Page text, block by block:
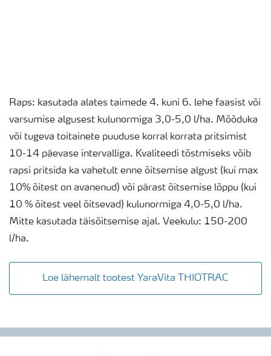
Raps: kasutada alates taimede 4. kuni 6. lehe faasist või
varsumise algusest kulunormiga 3,0-5,0 l/ha. Mõõduka
või tugeva toitainete puuduse korral korrata pritsimist
10-14 päevase intervalliga. Kvaliteedi tõstmiseks võib
rapsi pritsida ka vahetult enne õitsemise algust (kui max
10% õitest on avanenud) või pärast õitsemise lõppu (kui
10 % õitest veel õitsevad) kulunormiga 4,0-5,0 l/ha.
Mitte kasutada täisõitsemise ajal. Veekulu: 150-200
l/ha.
Loe lähemalt tootest YaraVita THIOTRAC